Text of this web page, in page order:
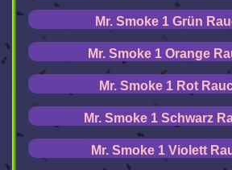
Mr. Smoke 1 Grün
Mr. Smoke 1 Orange
Mr. Smoke 1 Rot
Mr. Smoke 1 Schwarz
Mr. Smoke 1 Violett